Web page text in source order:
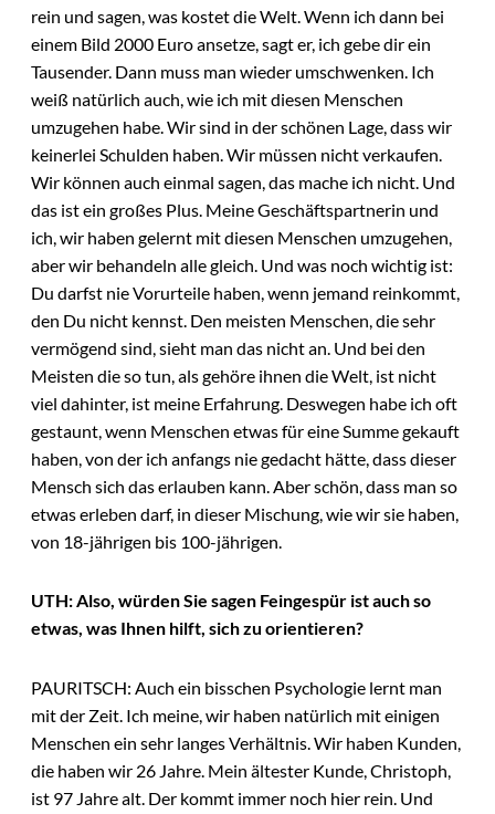
rein und sagen, was kostet die Welt. Wenn ich dann bei
einem Bild 2000 Euro ansetze, sagt er, ich gebe dir ein
Tausender. Dann muss man wieder umschwenken. Ich
weiß natürlich auch, wie ich mit diesen Menschen
umzugehen habe. Wir sind in der schönen Lage, dass wir
keinerlei Schulden haben. Wir müssen nicht verkaufen.
Wir können auch einmal sagen, das mache ich nicht. Und
das ist ein großes Plus. Meine Geschäftspartnerin und
ich, wir haben gelernt mit diesen Menschen umzugehen,
aber wir behandeln alle gleich. Und was noch wichtig ist:
Du darfst nie Vorurteile haben, wenn jemand reinkommt,
den Du nicht kennst. Den meisten Menschen, die sehr
vermögend sind, sieht man das nicht an. Und bei den
Meisten die so tun, als gehöre ihnen die Welt, ist nicht
viel dahinter, ist meine Erfahrung. Deswegen habe ich oft
gestaunt, wenn Menschen etwas für eine Summe gekauft
haben, von der ich anfangs nie gedacht hätte, dass dieser
Mensch sich das erlauben kann. Aber schön, dass man so
etwas erleben darf, in dieser Mischung, wie wir sie haben,
von 18-jährigen bis 100-jährigen.
UTH: Also, würden Sie sagen Feingespür ist auch so
etwas, was Ihnen hilft, sich zu orientieren?
PAURITSCH: Auch ein bisschen Psychologie lernt man
mit der Zeit. Ich meine, wir haben natürlich mit einigen
Menschen ein sehr langes Verhältnis. Wir haben Kunden,
die haben wir 26 Jahre. Mein ältester Kunde, Christoph,
ist 97 Jahre alt. Der kommt immer noch hier rein. Und